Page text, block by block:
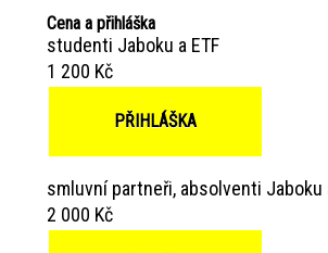
Cena a přihláška
studenti Jaboku a ETF
1 200 Kč
PŘIHLÁŠKA
smluvní partneři, absolventi Jaboku
2 000 Kč